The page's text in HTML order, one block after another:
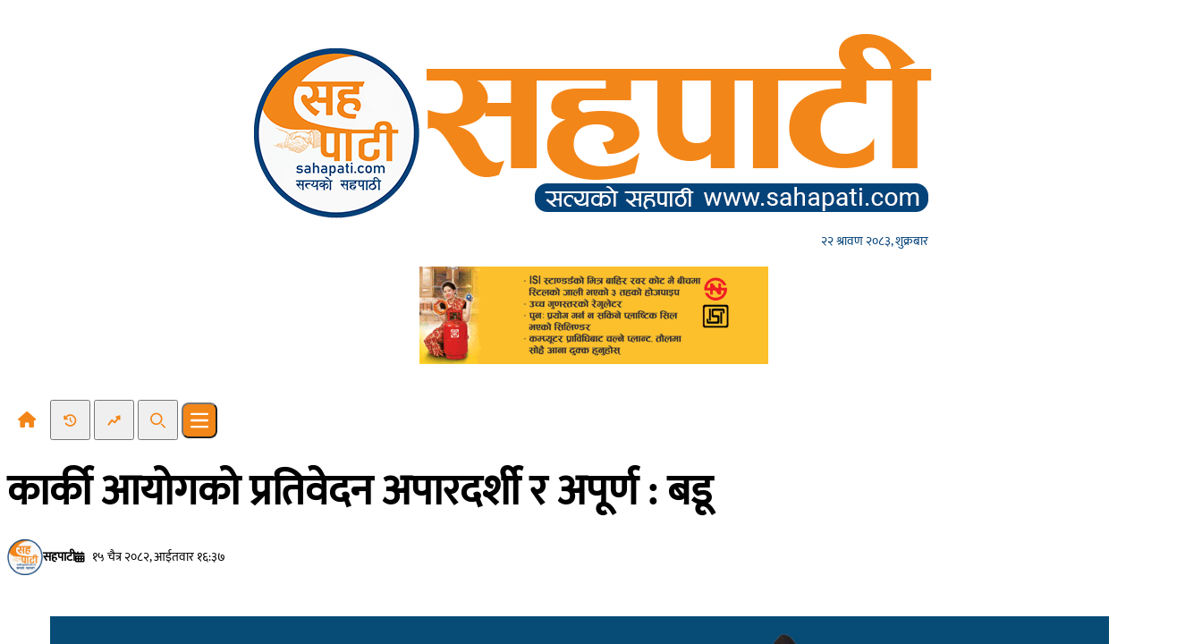
२२ श्रावण २०८३, शुक्रबार
Recent NewsTrending News
SearchOpen main menu
कार्की आयोगको प्रतिवेदन अपारदर्शी र अपूर्ण : बडू
सहपाटी १५ चैत्र २०८२, आईतवार १६:३७